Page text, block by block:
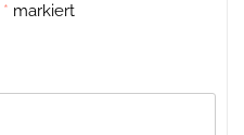
* markiert